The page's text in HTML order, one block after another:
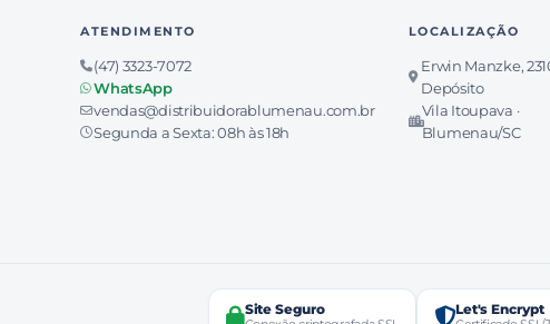
ATENDIMENTO
(47) 3323-7072
WhatsApp
vendas@distribuidorablumenau.com.br
Segunda a Sexta: 08h às 18h
LOCALIZAÇÃO
Erwin Manzke,
Depósito
Vila Itoupava ·
Blumenau/SC
Site Seguro Let's Encrypt